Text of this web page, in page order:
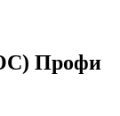
Профи